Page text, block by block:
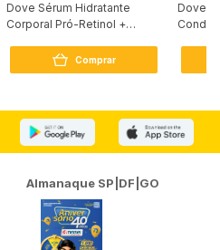
Dove Sérum Hidratante
Corporal Pró-Retinol +
Comprar
Dove
Almanaque SP|DF|GO